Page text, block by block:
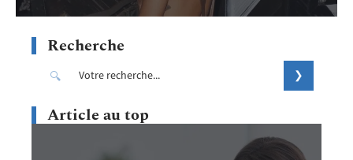
Recherche
Article au top